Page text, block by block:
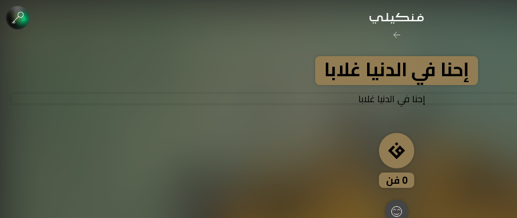
إحنا في الدنيا غلابا
0فن